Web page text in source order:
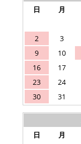
日
月
2
3
9
10
16
17
23
24
30
31
日
月